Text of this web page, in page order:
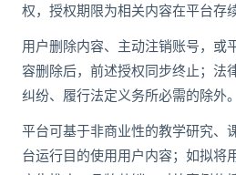
权，授权期限为相关内容在平台存
用户删除内容、主动注销账号，或
容删除后，前述授权同步终止；法
纠纷、履行法定义务所必需的除外。
平台可基于非商业性的教学研究、
台运行目的使用用户内容；如拟将